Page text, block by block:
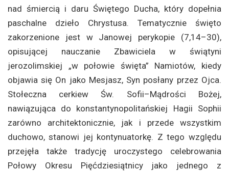
nad śmiercią i daru Świętego Ducha, który dopełnia
paschalne dzieło Chrystusa. Tematycznie święto
zakorzenione jest w Janowej perykopie (7,14–30),
opisującej nauczanie Zbawiciela w świątyni
jerozolimskiej „w połowie święta” Namiotów, kiedy
objawia się On jako Mesjasz, Syn posłany przez Ojca.
Stołeczna cerkiew Św. Sofii–Mądrości Bożej,
nawiązująca do konstantynopolitańskiej Hagii Sophii
zarówno architektonicznie, jak i przede wszystkim
duchowo, stanowi jej kontynuatorkę. Z tego względu
przejęła także tradycję uroczystego celebrowania
Połowy Okresu Pięćdziesiątnicy jako jednego z